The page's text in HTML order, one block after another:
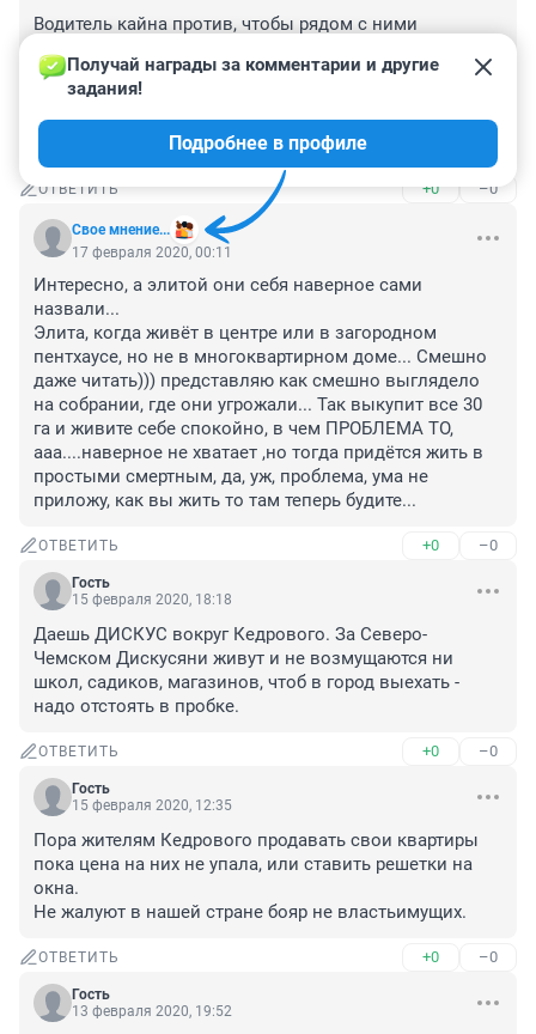
Водитель кайна против, чтобы рядом с ними
Не хочешь- купи соседнюю парковку;)
Предложение водителя кайна- парковку не куплю, но
просто буду парковаться вдоль- на 2-Х парковочных
ОТВЕТИТЬ +0 –0
Свое мнение...
Получай награды за комментарии и другие
задания!
Подробнее в профиле
17 февраля 2020, 00:11
Интересно, а элитой они себя наверное сами
назвали...
Элита, когда живёт в центре или в загородном
пентхаусе, но не в многоквартирном доме... Смешно
даже читать))) представляю как смешно выглядело
на собрании, где они угрожали... Так выкупит все 30
га и живите себе спокойно, в чем ПРОБЛЕМА ТО,
ааа....наверное не хватает ,но тогда придётся жить в
простыми смертным, да, уж, проблема, ума не
приложу, как вы жить то там теперь будите...
ОТВЕТИТЬ +0 –0
Гость
15 февраля 2020, 18:18
Даешь ДИСКУС вокруг Кедрового. За Северо-
Чемском Дискусяни живут и не возмущаются ни
школ, садиков, магазинов, чтоб в город выехать -
надо отстоять в пробке.
ОТВЕТИТЬ +0 –0
Гость
15 февраля 2020, 12:35
Пора жителям Кедрового продавать свои квартиры
пока цена на них не упала, или ставить решетки на
окна.
Не жалуют в нашей стране бояр не властьимущих.
ОТВЕТИТЬ +0 –0
Гость
13 февраля 2020, 19:52